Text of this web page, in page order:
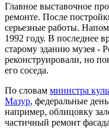
Главное выставочное
ремонте. После
серьезные работы.
1992 году. В последнее
старому зданию музея -
реконструировали, но
его соседа.
По словам министра
Мазур, федеральные
например, облицовку
частичный ремонт